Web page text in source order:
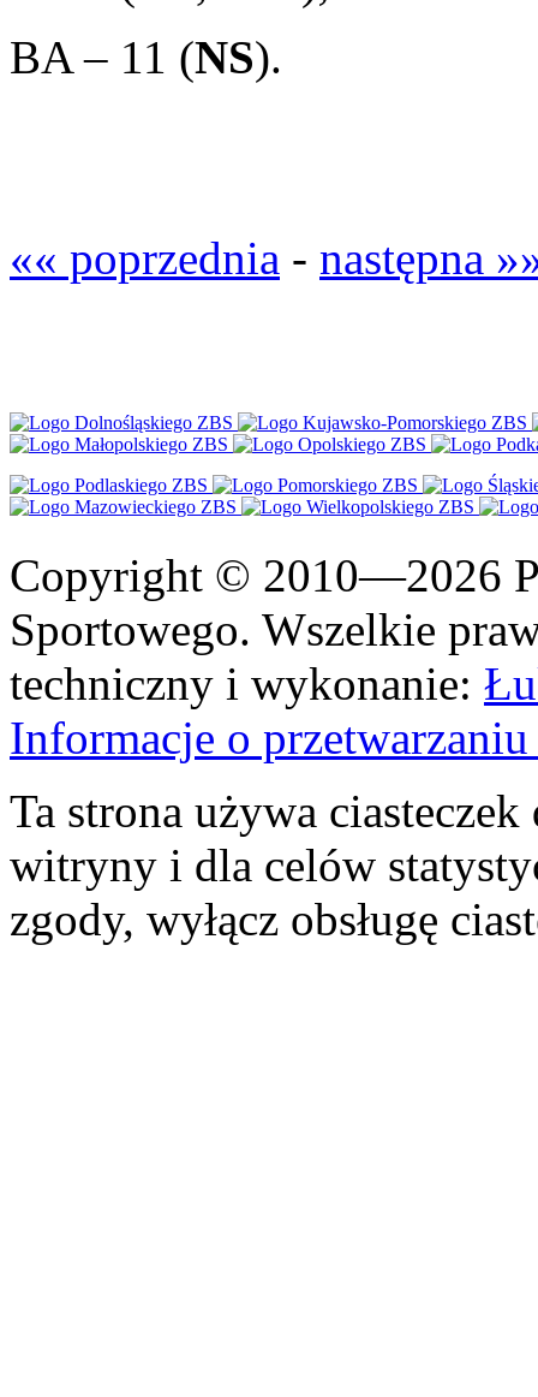
BA – 11 (NS).
«« poprzednia - następna
Copyright © 2010—2026
Sportowego. Wszelkie
techniczny i wykonanie:
Informacje o
Ta strona używa
witryny i dla celów
zgody, wyłącz obsługę